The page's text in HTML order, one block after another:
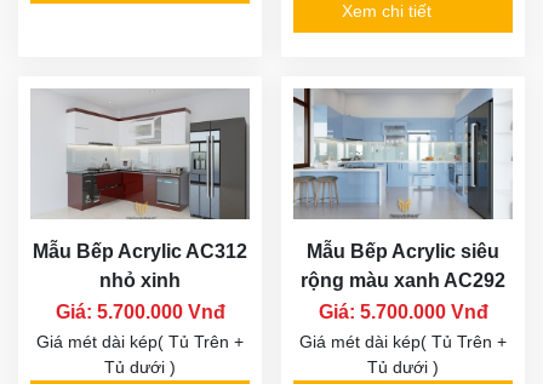
Xem chi tiết
Mẫu Bếp Acrylic AC312
nhỏ xinh
Giá: 5.700.000 Vnđ
Giá mét dài kép( Tủ Trên +
Tủ dưới )
Mẫu Bếp Acrylic siêu
rộng màu xanh AC292
Giá: 5.700.000 Vnđ
Giá mét dài kép( Tủ Trên +
Tủ dưới )